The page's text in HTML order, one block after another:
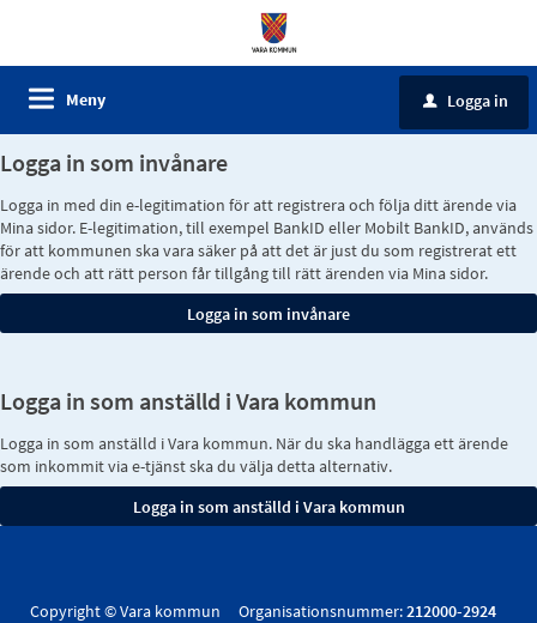
Meny u Logga in
Logga in som invånare
Logga in med din e-legitimation för att registrera och följa ditt ärende via
Mina sidor. E-legitimation, till exempel BankID eller Mobilt BankID, används
för att kommunen ska vara säker på att det är just du som registrerat ett
ärende och att rätt person får tillgång till rätt ärenden via Mina sidor.
Logga in som anställd i Vara kommun
Logga in som anställd i Vara kommun. När du ska handlägga ett ärende
som inkommit via e-tjänst ska du välja detta alternativ.
Copyright © Vara kommun Organisationsnummer:212000-2924